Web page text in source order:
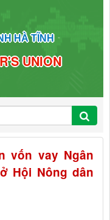
HÀ TĨNH
UNION
vốn vay Ngân
Hội Nông dân